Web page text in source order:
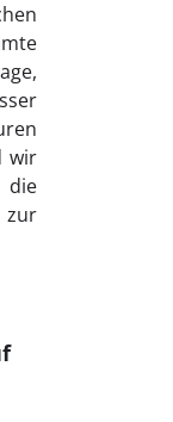
wir
die
zur